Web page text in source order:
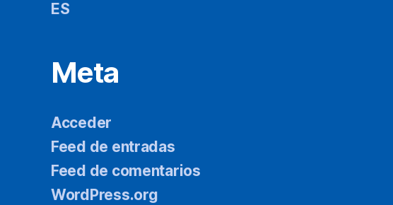
ES
Meta
Acceder
Feed de entradas
Feed de comentarios
WordPress.org